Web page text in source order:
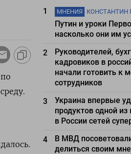
1 МНЕНИЯ КОНСТАНТИН
Путин и уроки
насколько они им
2
Руководителей,
кадровиков в
начали готовить к
сотрудников
3
Украина впервые
продуктов одной
в России сетей
4
В МВД
делиться своим